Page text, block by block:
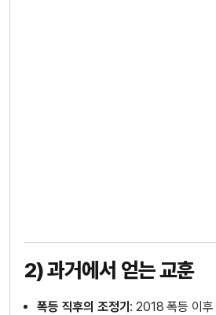
2) 과거에서 얻는 교훈
폭등 직후의 조정기 : 2018 폭등 이후